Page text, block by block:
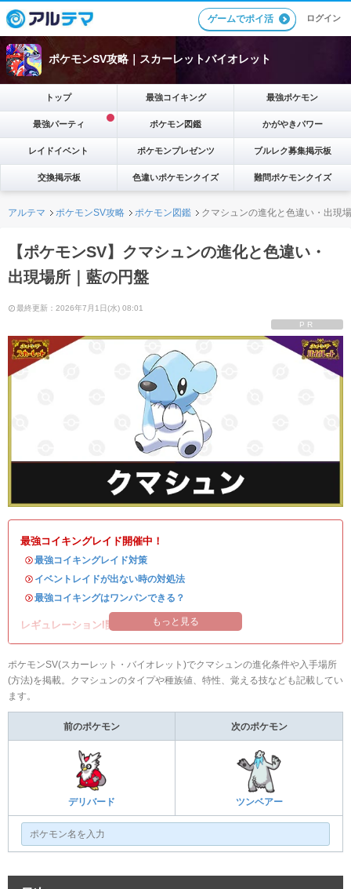
ゲームでポイ活 ログイン
ポケモンSV攻略｜スカーレットバイオレット
トップ 最強コイキング 最強ポケモン
最強パーティ ポケモン図鑑 かがやきパワー
レイドイベント ポケモンプレゼンツ ブルレク募集掲示板
交換掲示板 色違いポケモンクイズ 難問ポケモンクイズ
アルテマ ポケモンSV攻略 ポケモン図鑑 クマシュンの進化と色違い・出現
【ポケモンSV】クマシュンの進化と色違い・
出現場所｜藍の円盤
最終更新：2026年7月1日(水) 08:01
PR
最強コイキングレイド開催中！
・最強コイキングレイド対策
・ イベントレイドが出ない時の対処法
・最強コイキングはワンパンできる？
レギュレーションI開催中！ もっと見る
ポケモンSV(スカーレット・バイオレット)でクマシュンの進化条件や入手場所
(方法)を掲載。クマシュンのタイプや種族値、特性、覚える技なども記載してい
ます。
前のポケモン 次のポケモン
デリバード ツンベアー